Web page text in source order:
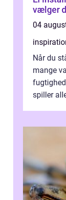
vælger
04
Når du
mange
spiller